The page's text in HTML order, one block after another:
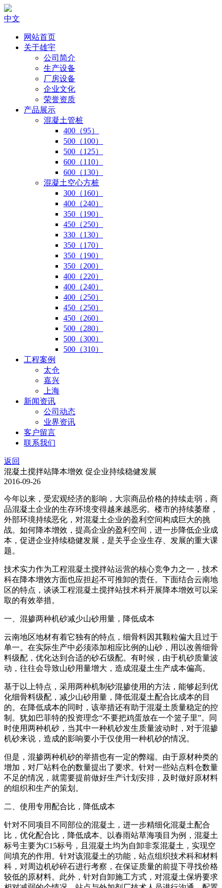
中文
网站首页
关于雄宇
公司简介
生产设备
厂房设备
企业文化
荣誉资质
产品展示
混凝土管桩
400（95）
500（100）
500（125）
600（110）
600（130）
混凝土空心方桩
300（160）
400（240）
350（190）
450（250）
330（130）
350（170）
350（190）
350（200）
400（220）
400（240）
400（250）
450（250）
450（260）
500（280）
500（300）
500（310）
工程案例
太仓
嘉兴
上海
新闻资讯
公司动态
业界资讯
客户留言
联系我们
返回
混凝土搅拌站降本增效 促企业持续稳健发展
2016-09-26
今年以来，受宏观经济的影响，大宗商品价格的持续走弱，商
品混凝土企业的生存环境变得越来越恶劣。楼市的持续萎靡，
外部环境持续恶化，对混凝土企业的盈利空间构成巨大的挑
战。如何降本增效，提高企业的盈利空间，进一步降低企业成
本，促进企业持续稳健发展，是关乎企业生存、发展的重大课
题。
技术实力作为工程混凝土搅拌站运营的核心竞争力之一，技术
科在降本增效方面也应担起不可推卸的责任。下面结合云南地
区的特点，谈谈工程混凝土搅拌站技术科开展降本增效可以采
取的有效举措。
一、混掺两种机砂减少山砂用量，降低成本
云南地区地材有着它独有的特点，细骨料因其颗粒偏大且过于
单一。在实际生产中必须添加相应比例的山砂，用以改善细骨
料级配，优化达到合适的砂石级配。有时候，由于机砂质量波
动，往往会导致山砂用量增大，造成混凝土生产成本偏高。
基于以上特点，采用两种机制砂混掺使用的方法，能够起到优
化细骨料级配，减少山砂用量，降低混凝土配合比成本的目
的。在降低成本的同时，该举措还有助于混凝土质量稳定的控
制。犹如巴菲特的投资理念“不要把鸡蛋放在一个篮子里”。同
时使用两种机砂，当其中一种机砂发生质量波动时，对于混掺
机砂来说，造成的影响要小于仅使用一种机砂的情况。
但是，混掺两种机砂的举措也有一定的弊端。由于原材种类的
增加，对厂站料仓的数量提出了要求。针对一些站点料仓数量
不足的情况，就需要提前做好生产计划安排，及时做好原材料
的组织和生产的策划。
二、使用专用配合比，降低成本
针对不同项目不同部位的混凝土，进一步精细化混凝土配合
比，优化配合比，降低成本。以春雨站草海项目为例，混凝土
标号主要为C15标号，且混凝土均为自卸非泵混凝土，实现空
间填充的作用。针对该混凝土的功能，站点组织技术科和材料
科，对周边机砂碎石进行考察，在保证质量的前提下寻找价格
较低的原材料。此外，针对自卸施工方式，对混凝土保坍要求